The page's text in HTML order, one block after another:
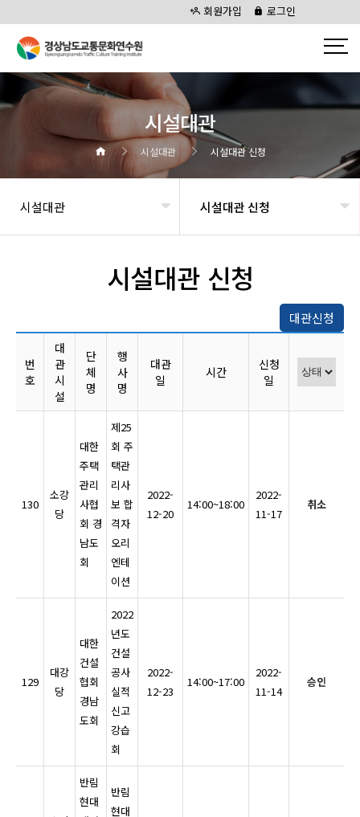
회원가입 로그인
시설대관
시설대관 시설대관 신청
시설대관 시설대관 신청
시설대관 신청
대관신청
번
호
대
관
시
설
단
체
명
행
사
명
대관
일
시간
신청
일
130
소강
당
대한
주택
관리
사협
회 경
남도
회
제25
회 주
택관
리사
보 합
격자
오리
엔테
이션
2022-
12-20
14:00~18:00
2022-
11-17
취소
129
대강
당
대한
건설
협회
경남
도회
2022
년도
건설
공사
실적
신고
강습
회
2022-
12-23
14:00~17:00
2022-
11-14
승인
반림
현대
반림
현대